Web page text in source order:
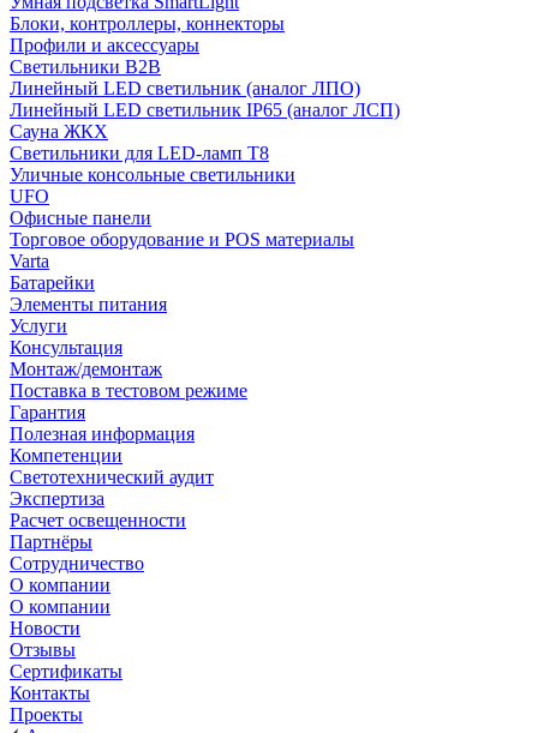
Блоки, контроллеры, коннекторы
Профили и аксессуары
Светильники B2B
Линейный LED светильник (аналог ЛПО)
Линейный LED светильник IP65 (аналог ЛСП)
Сауна ЖКХ
Светильники для LED-ламп T8
Уличные консольные светильники
UFO
Офисные панели
Торговое оборудование и POS материалы
Varta
Батарейки
Элементы питания
Услуги
Консультация
Монтаж/демонтаж
Поставка в тестовом режиме
Гарантия
Полезная информация
Компетенции
Светотехнический аудит
Экспертиза
Расчет освещенности
Партнёры
Cотрудничество
О компании
О компании
Новости
Отзывы
Сертификаты
Контакты
Проекты